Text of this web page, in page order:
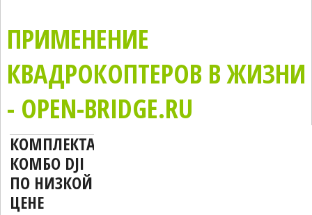
ПРИМЕНЕНИЕ
КВАДРОКОПТЕРОВ В ЖИЗНИ
- OPEN-BRIDGE.RU
КОМПЛЕКТАЦИЯ
КОМБО DJI
ПО НИЗКОЙ
ЦЕНЕ